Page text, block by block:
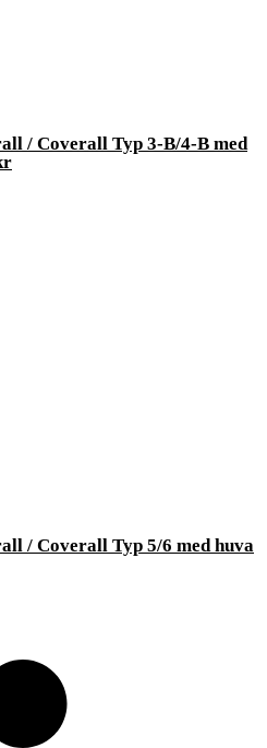
/ Coverall Typ 3-B/4-B med
/ Coverall Typ 5/6 med huva